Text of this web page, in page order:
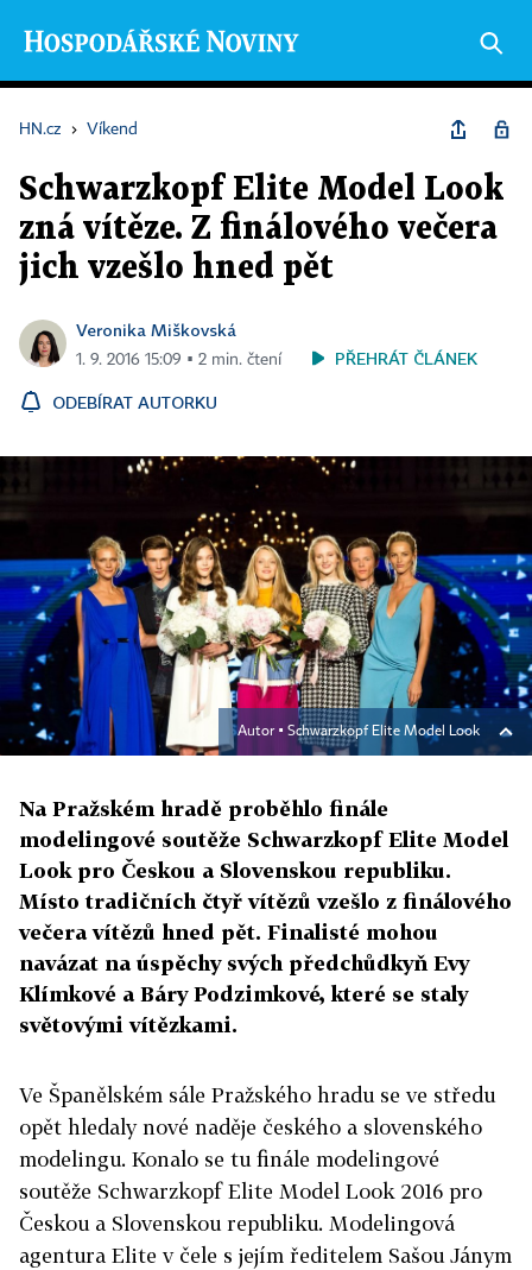
HN.cz › Víkend
Schwarzkopf Elite Model Look
zná vítěze. Z finálového večera
jich vzešlo hned pět
Veronika Miškovská
1. 9. 2016 15:09 ▪ 2 min. čtení PŘEHRÁT ČLÁNEK
ODEBÍRAT AUTORKU
Autor ▪ Schwarzkopf Elite Model Look
Na Pražském hradě proběhlo finále
modelingové soutěže Schwarzkopf Elite Model
Look pro Českou a Slovenskou republiku.
Místo tradičních čtyř vítězů vzešlo z finálového
večera vítězů hned pět. Finalisté mohou
navázat na úspěchy svých předchůdkyň Evy
Klímkové a Báry Podzimkové, které se staly
světovými vítězkami.
Ve Španělském sále Pražského hradu se ve středu
opět hledaly nové naděje českého a slovenského
modelingu. Konalo se tu finále modelingové
soutěže Schwarzkopf Elite Model Look 2016 pro
Českou a Slovenskou republiku. Modelingová
agentura Elite v čele s jejím ředitelem Sašou Jánym